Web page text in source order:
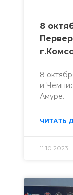
8
8
и
Амуре.
ЧИТАТЬ
11.10.2023